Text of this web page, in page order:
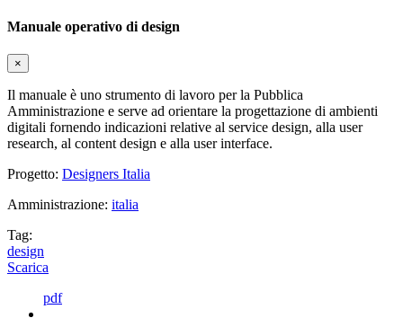
Manuale operativo di design
×
Il manuale è uno strumento di lavoro per la Pubblica
Amministrazione e serve ad orientare la progettazione di ambienti
digitali fornendo indicazioni relative al service design, alla user
research, al content design e alla user interface.
Progetto: Designers Italia
Amministrazione: italia
Tag:
design
Scarica
pdf